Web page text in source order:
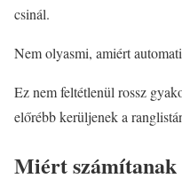
csinál.
Nem olyasmi, amiért
Ez nem feltétlenül rossz
előrébb kerüljenek a
Miért számítanak